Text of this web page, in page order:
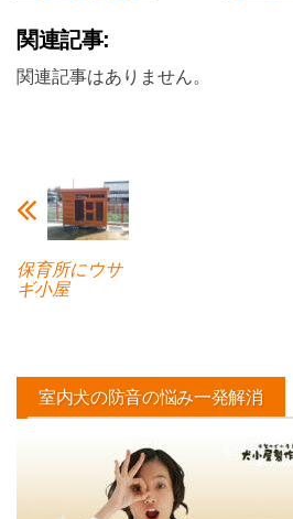
関連記事:
関連記事はありません。
保育所にウサ
ギ小屋
室内犬の防音の悩み一発解消